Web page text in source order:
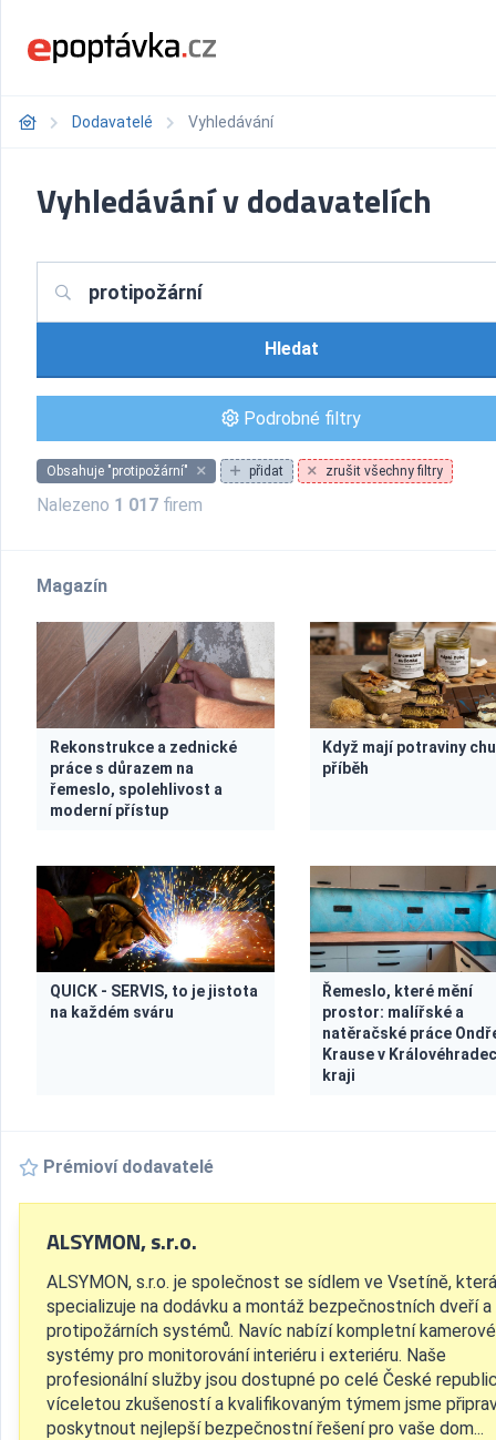
Dodavatelé Vyhledávání
Vyhledávání v dodavatelích
Hledat
Podrobné filtry
Obsahuje "protipožární" přidat zrušit všechny filtry
Nalezeno 1 017 firem
Magazín
Rekonstrukce a zednické
práce s důrazem na
řemeslo, spolehlivost a
moderní přístup
Když mají potraviny
příběh
QUICK - SERVIS, to je jistota
na každém sváru
Řemeslo, které mění
prostor: malířské a
natěračské práce
Krause v
kraji
Prémioví dodavatelé
ALSYMON, s.r.o.
ALSYMON, s.r.o. je společnost se sídlem ve Vsetíně,
specializuje na dodávku a montáž bezpečnostních dveří a
protipožárních systémů. Navíc nabízí kompletní kamerové
systémy pro monitorování interiéru i exteriéru. Naše
profesionální služby jsou dostupné po celé České
víceletou zkušeností a kvalifikovaným týmem jsme
poskytnout nejlepší bezpečnostní řešení pro vaše dom...